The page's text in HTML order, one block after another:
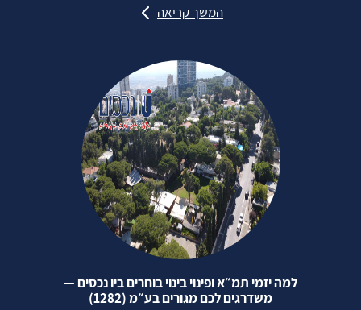
המשך קריאה
למה יזמי תמ״א ופינוי בינוי בוחרים ביו נכסים —
משדרגים לכם מגורים בע״מ (1282)